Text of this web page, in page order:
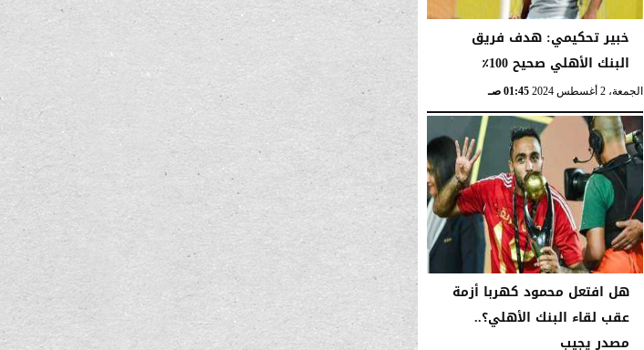
خبير تحكيمي: هدف فريق
البنك الأهلي صحيح 100٪
الجمعة، 2 أغسطس 2024 01:45 صـ
هل افتعل محمود كهربا أزمة
عقب لقاء البنك الأهلي؟..
مصدر يجيب